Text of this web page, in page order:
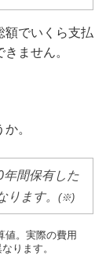
額でいくら支払
ません。
。
年間保有した
ます。 (※)
値。実際の費用
ります。